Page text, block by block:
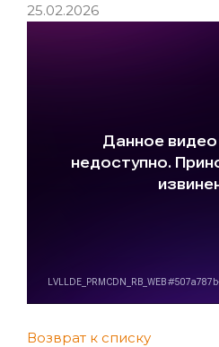
25.02.2026
Возврат к списку